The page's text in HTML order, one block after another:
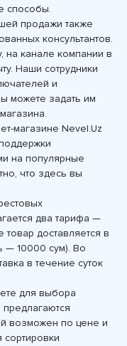
способы.
продажи также
консультантов.
на канале компании в
Наши сотрудники
и
можете задать им
магазине Nevel.Uz
на популярные
что здесь вы
два тарифа —
доставляется в
— 10000 сум). Во
в течение суток
для выбора
возможен по цене и